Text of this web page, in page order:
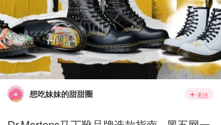
想吃妹妹的甜甜圈 关注